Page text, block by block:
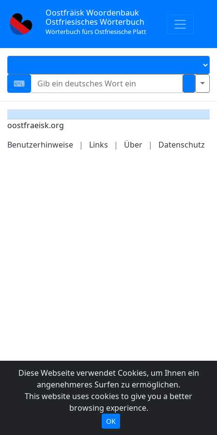
Oostfräisk Woordenbauk
Ostfriesisches Wörterbuch
Wörterbuch fürs Ostfriesische Platt
oostfraeisk.org
Benutzerhinweise
| Links | Über | Datenschutz
Diese Webseite verwendet Cookies, um Ihnen ein
angenehmeres Surfen zu ermöglichen.
This website uses cookies to give you a better
browsing experience.
OK